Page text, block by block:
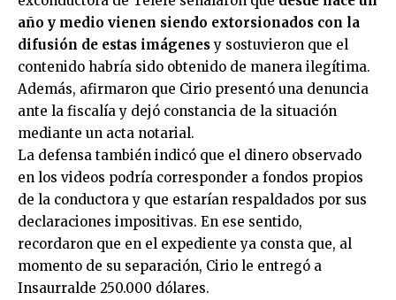
año y medio vienen siendo extorsionados con la
difusión de estas imágenesy sostuvieron que el
contenido habría sido obtenido de manera ilegítima.
Además, afirmaron que Cirio presentó una denuncia
ante la fiscalía y dejó constancia de la situación
mediante un acta notarial.
La defensa también indicó que el dinero observado
en los videos podría corresponder a fondos propios
de la conductora y que estarían respaldados por sus
declaraciones impositivas. En ese sentido,
recordaron que en el expediente ya consta que, al
momento de su separación, Cirio le entregó a
Insaurralde 250.000 dólares.